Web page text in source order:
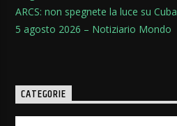
ARCS: non spegnete la luce su Cuba
5 agosto 2026 – Notiziario Mondo
CATEGORIE